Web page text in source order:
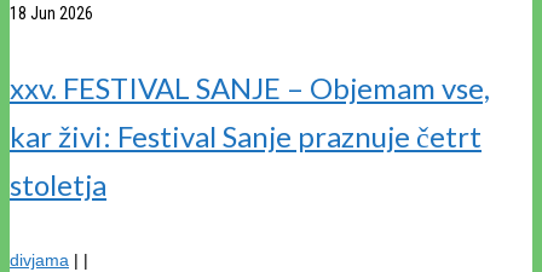
18 Jun 2026
xxv. FESTIVAL SANJE – Objemam vse,
kar živi: Festival Sanje praznuje četrt
stoletja
divjama | |